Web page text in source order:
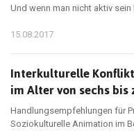
Und wenn man nicht aktiv
15.08.2017
Interkulturelle
im Alter von sechs
Handlungsempfehlungen für
Soziokulturelle Animation im